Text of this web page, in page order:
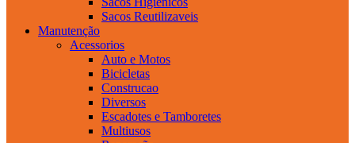
Sacos Reutilizaveis
Manutenção
Acessorios
Auto e Motos
Bicicletas
Construcao
Diversos
Escadotes e Tamboretes
Multiusos